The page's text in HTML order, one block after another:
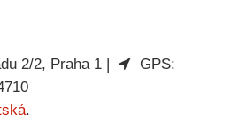
2/2, Praha 1 |
GPS:
.